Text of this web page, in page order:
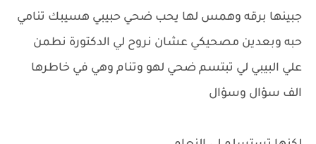
جبينها برقه وهمس لها يحب ضحي حبيبي هسيبك تنامي
حبه وبعدين مصحيكي عشان نروح لي الدكتورة نطمن
علي البيبي لي تبتسم ضحي لهو وتنام وهي في خاطرها
الف سؤال وسؤال